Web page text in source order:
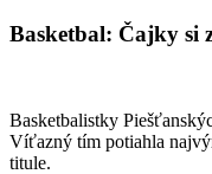
Basketbal: Čajky si
Basketbalistky
Víťazný tím potiahla
titule.